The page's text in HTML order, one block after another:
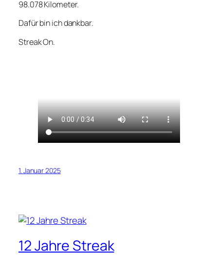
98.078 Kilo­me­ter.
Dafür bin ich dank­bar.
Streak On.
1. Januar 2025
12 Jahre Streak